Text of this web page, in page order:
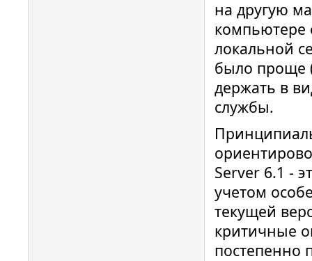
на другую
компьютере
локальной
было проще
держать в
службы.
Server 6.1 -
учетом
текущей
критичные
постепенно